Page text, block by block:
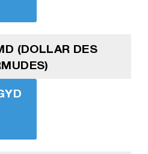
(DOLLAR DES